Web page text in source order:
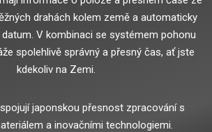
drahách kolem země a automaticky
V kombinaci se systémem pohonu
spolehlivě správný a přesný čas, ať jste
kdekoliv na Zemi.
japonskou přesnost zpracování s
a inovačními technologiemi.